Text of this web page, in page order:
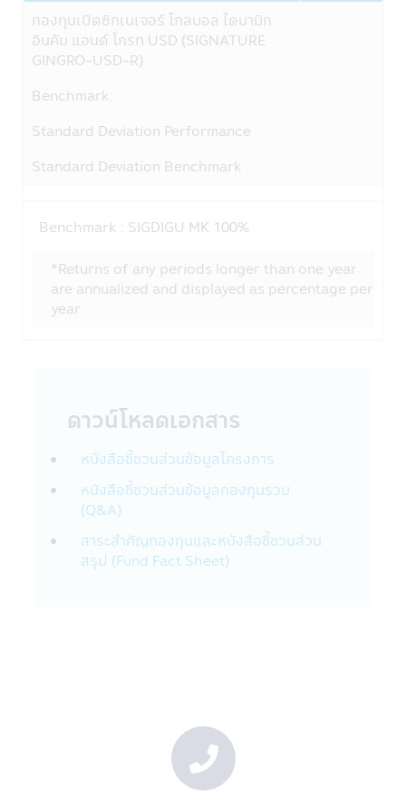
อนุญาตจากท่านหรือมีการละเมิดความปลอดภัย
ของรหัสผ่าน
การใช้และการเปิดเผย
บริษัทอาจเปิดเผยข้อมูลส่วนบุคคลของท่านหรือ
ต่างๆ ตามที่ระบุไว้ในส่วนนี้ของนโยบายความ
บริษัทฯ อาจจะใช้ข้อมูลส่วนบุคคลหรือข้อมูล
กับสมาชิกบริษัทในกลุ่มของ CIMB-Principal
บริษัทฯอาจเปิดเผยข้อมูลส่วนบุคคลของท่านใน
กลุ่มของ CIMB-Principal และ Principal
หน่วยลงทุนกองทุนรวมของท่าน
เช่น หน่วยลงทุนกองทุนรวมที่ทางบริษัทนำเสนอ
ต่อท่าน
• เพื่อช่วยให้บริษัทฯจัดการข้อความพร้อมใช้
งานและการเชื่อมต่อของผลิตภัณฑ์ บริการ และ
การติดต่อสื่อสารของบริษัทในกลุ่ม
• เพื่อจัดการความเสี่ยง เพื่อช่วยตรวจจับและ
• ผู้ให้บริการภายนอกเหล่านี้อาจเป็นผู้ให้
บริการแก่ท่าน เช่น ให้บริการยืนยันตัวตนของ
กองทุนเปิดซิกเนเจอร์ โกลบอล ไดนามิก
อินคัม แอนด์ โกรท USD (SIGNATURE
GINGRO-USD-R)
Benchmark:
Standard Deviation Performance
Standard Deviation Benchmark
Benchmark : SIGDIGU MK 100%
*Returns of any periods longer than one year
are annualized and displayed as percentage per
year
ดาวน์โหลดเอกสาร
หนังสือชี้ชวนส่วนข้อมูลโครงการ
หนังสือชี้ชวนส่วนข้อมูลกองทุนรวม
(Q&A)
สาระสำคัญกองทุนและหนังสือชี้ชวนส่วน
สรุป (Fund Fact Sheet)